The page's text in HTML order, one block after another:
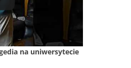
na uniwersytecie